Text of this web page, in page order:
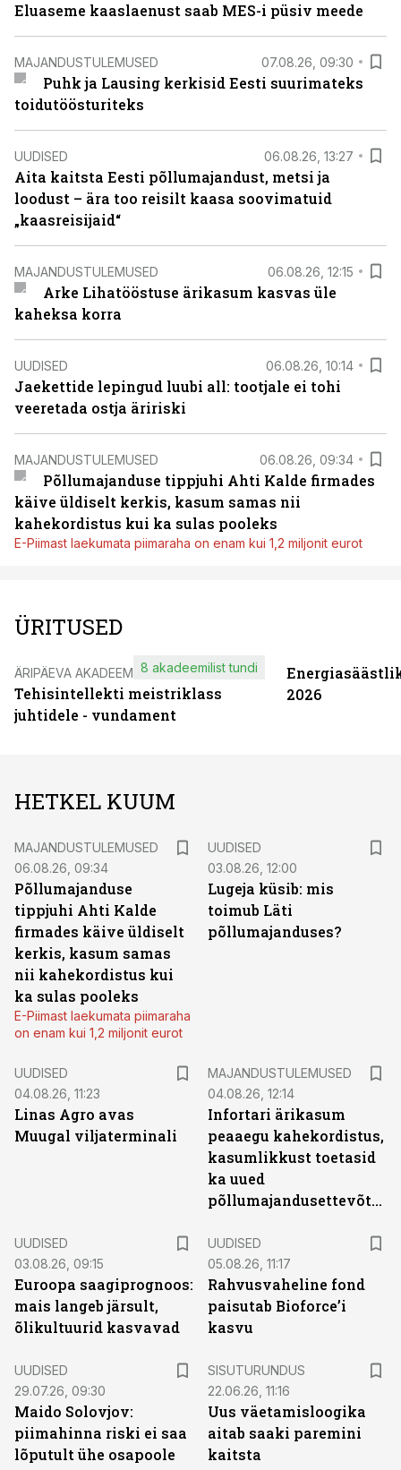
Eluaseme kaaslaenust saab MES-i püsiv meede
MAJANDUSTULEMUSED 07.08.26, 09:30
Puhk ja Lausing kerkisid Eesti suurimateks
toidutöösturiteks
UUDISED 06.08.26, 13:27
Aita kaitsta Eesti põllumajandust, metsi ja
loodust – ära too reisilt kaasa soovimatuid
„kaasreisijaid“
MAJANDUSTULEMUSED 06.08.26, 12:15
Arke Lihatööstuse ärikasum kasvas üle
kaheksa korra
UUDISED 06.08.26, 10:14
Jaekettide lepingud luubi all: tootjale ei tohi
veeretada ostja äririski
MAJANDUSTULEMUSED 06.08.26, 09:34
Põllumajanduse tippjuhi Ahti Kalde firmades
käive üldiselt kerkis, kasum samas nii
kahekordistus kui ka sulas pooleks
E-Piimast laekumata piimaraha on enam kui 1,2 miljonit eurot
ÜRITUSED
ÄRIPÄEVA AKADEEMIA
Tehisintellekti meistriklass
juhtidele - vundament
8 akadeemilist tundi
2026
HETKEL KUUM
MAJANDUSTULEMUSED
06.08.26, 09:34
Põllumajanduse
tippjuhi Ahti Kalde
firmades käive üldiselt
kerkis, kasum samas
nii kahekordistus kui
ka sulas pooleks
E-Piimast laekumata piimaraha
on enam kui 1,2 miljonit eurot
UUDISED
03.08.26, 12:00
Lugeja küsib: mis
toimub Läti
põllumajanduses?
UUDISED
04.08.26, 11:23
Linas Agro avas
Muugal viljaterminali
MAJANDUSTULEMUSED
04.08.26, 12:14
Infortari ärikasum
peaaegu kahekordistus,
kasumlikkust toetasid
ka uued
põllumajandusettevõtted
UUDISED
03.08.26, 09:15
Euroopa saagiprognoos:
mais langeb järsult,
õlikultuurid kasvavad
UUDISED
05.08.26, 11:17
Rahvusvaheline fond
paisutab Bioforce’i
kasvu
UUDISED
29.07.26, 09:30
Maido Solovjov:
piimahinna riski ei saa
lõputult ühe osapoole
SISUTURUNDUS
22.06.26, 11:16
Uus väetamisloogika
aitab saaki paremini
kaitsta